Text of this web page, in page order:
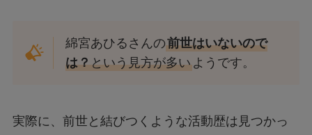
綿宮あひるさんの前世はいないので
は？という見方が多いようです。
実際に、前世と結びつくような活動歴は見つかっ